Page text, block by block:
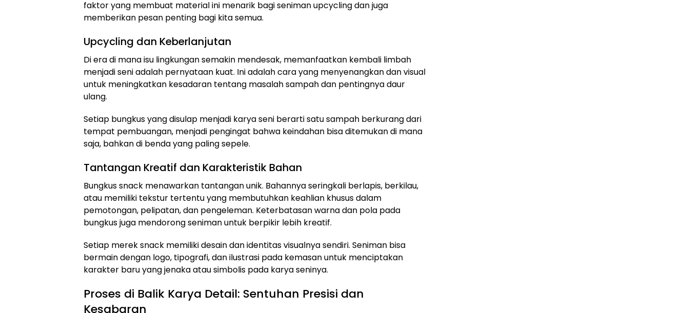
faktor yang membuat material ini menarik bagi seniman upcycling dan juga
memberikan pesan penting bagi kita semua.
Upcycling dan Keberlanjutan
Di era di mana isu lingkungan semakin mendesak, memanfaatkan kembali limbah
menjadi seni adalah pernyataan kuat. Ini adalah cara yang menyenangkan dan visual
untuk meningkatkan kesadaran tentang masalah sampah dan pentingnya daur
ulang.
Setiap bungkus yang disulap menjadi karya seni berarti satu sampah berkurang dari
tempat pembuangan, menjadi pengingat bahwa keindahan bisa ditemukan di mana
saja, bahkan di benda yang paling sepele.
Tantangan Kreatif dan Karakteristik Bahan
Bungkus snack menawarkan tantangan unik. Bahannya seringkali berlapis, berkilau,
atau memiliki tekstur tertentu yang membutuhkan keahlian khusus dalam
pemotongan, pelipatan, dan pengeleman. Keterbatasan warna dan pola pada
bungkus juga mendorong seniman untuk berpikir lebih kreatif.
Setiap merek snack memiliki desain dan identitas visualnya sendiri. Seniman bisa
bermain dengan logo, tipografi, dan ilustrasi pada kemasan untuk menciptakan
karakter baru yang jenaka atau simbolis pada karya seninya.
Proses di Balik Karya Detail: Sentuhan Presisi dan
Kesabaran